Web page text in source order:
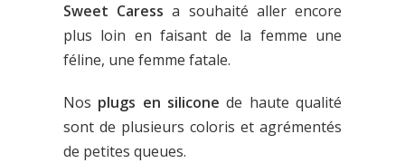
Sweet Caress a souhaité aller encore
plus loin en faisant de la femme une
féline, une femme fatale.
Nos plugs en silicone de haute qualité
sont de plusieurs coloris et agrémentés
de petites queues.